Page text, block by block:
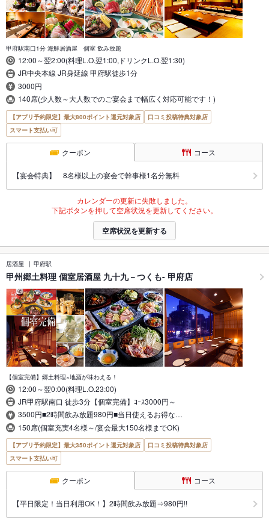
甲府駅南口1分 海鮮居酒屋 個室 飲み放題
12:00～翌2:00(料理L.O.翌1:00,ドリンクL.O.翌1:30)
JR中央本線 JR身延線 甲府駅徒歩1分
3000円
140席(少人数～大人数でのご宴会まで幅広く対応可能です！)
【アプリ予約限定】最大800ポイント還元対象店
口コミ投稿特典対象店
スマート支払い可
クーポン コース
【宴会特典】 8名様以上の宴会で幹事様1名分無料
カレンダーの更新に失敗しました。
下記ボタンを押して空席状況を更新してください。
空席状況を更新する
居酒屋 甲府駅
甲州郷土料理 個室居酒屋 九十九－つくも- 甲府店
【個室完備】郷土料理×地酒が味わえる！
12:00～翌0:00(料理L.O.23:00)
JR甲府駅南口 徒歩3分【個室完備】ｺｰｽ3000円～
3500円■2時間飲み放題980円■当日使えるお得な…
150席(個室充実4名様～/宴会最大150名様までOK)
【アプリ予約限定】最大350ポイント還元対象店
口コミ投稿特典対象店
スマート支払い可
クーポン コース
【平日限定！当日利用OK！】2時間飲み放題⇒980円!!